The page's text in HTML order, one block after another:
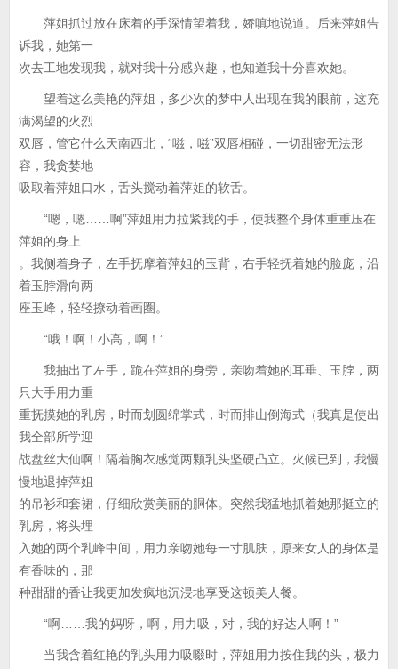
萍姐抓过放在床着的手深情望着我，娇嗔地说道。后来萍姐告
诉我，她第一
次去工地发现我，就对我十分感兴趣，也知道我十分喜欢她。
望着这么美艳的萍姐，多少次的梦中人出现在我的眼前，这充
满渴望的火烈
双唇，管它什么天南西北，“嗞，嗞”双唇相碰，一切甜密无法形
容，我贪婪地
吸取着萍姐口水，舌头搅动着萍姐的软舌。
“嗯，嗯……啊”萍姐用力拉紧我的手，使我整个身体重重压在
萍姐的身上
。我侧着身子，左手抚摩着萍姐的玉背，右手轻抚着她的脸庞，沿
着玉脖滑向两
座玉峰，轻轻撩动着画圈。
“哦！啊！小高，啊！”
我抽出了左手，跪在萍姐的身旁，亲吻着她的耳垂、玉脖，两
只大手用力重
重抚摸她的乳房，时而划圆绵掌式，时而排山倒海式（我真是使出
我全部所学迎
战盘丝大仙啊！隔着胸衣感觉两颗乳头坚硬凸立。火候已到，我慢
慢地退掉萍姐
的吊衫和套裙，仔细欣赏美丽的胴体。突然我猛地抓着她那挺立的
乳房，将头埋
入她的两个乳峰中间，用力亲吻她每一寸肌肤，原来女人的身体是
有香味的，那
种甜甜的香让我更加发疯地沉浸地享受这顿美人餐。
“啊……我的妈呀，啊，用力吸，对，我的好达人啊！”
当我含着红艳的乳头用力吸啜时，萍姐用力按住我的头，极力